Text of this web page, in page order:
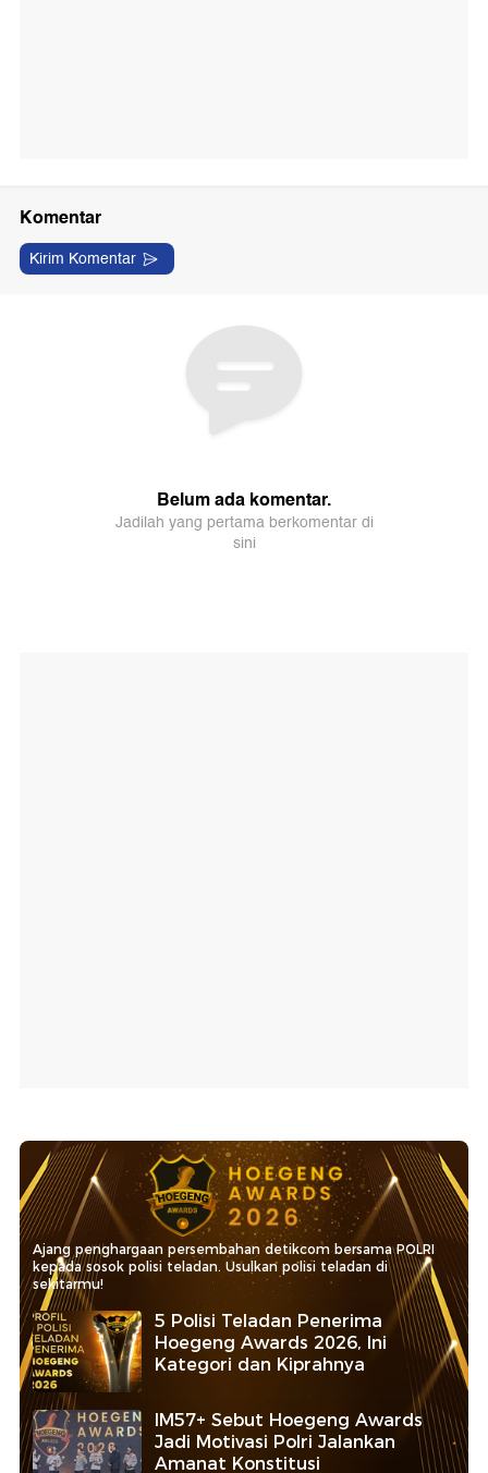
Ajang penghargaan persembahan detikcom bersama POLRI
kepada sosok polisi teladan. Usulkan polisi teladan di
sekitarmu!
5 Polisi Teladan Penerima
Hoegeng Awards 2026, Ini
Kategori dan Kiprahnya
IM57+ Sebut Hoegeng Awards
Jadi Motivasi Polri Jalankan
Amanat Konstitusi